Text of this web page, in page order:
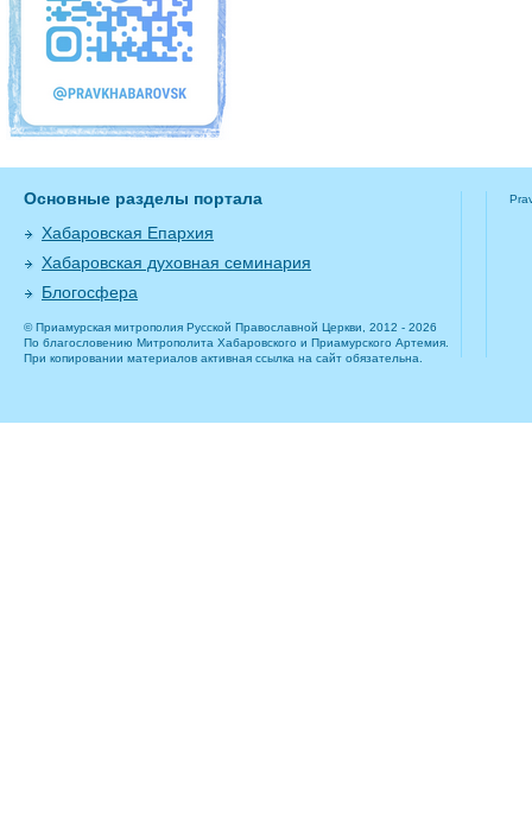
Основные разделы портала
Хабаровская Епархия
Хабаровская духовная семинария
Блогосфера
© Приамурская митрополия Русской Православной Церкви, 2012 - 2026
По благословению Митрополита Хабаровского и Приамурского Артемия.
При копировании материалов активная ссылка на сайт обязательна.